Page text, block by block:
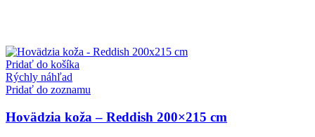
Pridať do košíka
Rýchly náhľad
Pridať do zoznamu
Hovädzia koža – Reddish 200×215 cm